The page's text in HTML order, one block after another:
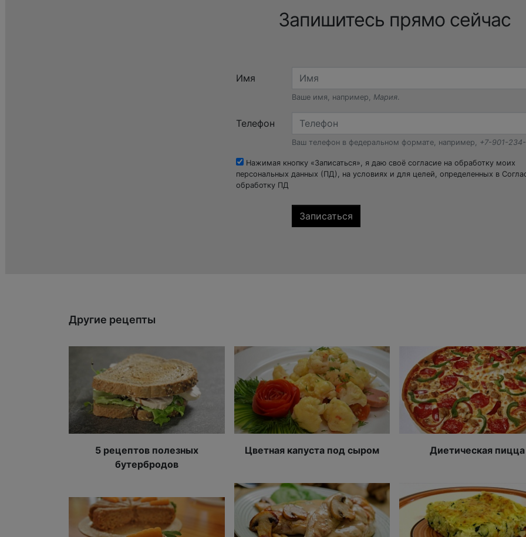
Запишитесь прямо сейчас
Имя
Ваше имя, например, Мария.
Телефон
Ваш телефон в федеральном формате, например, +7-901-
Нажимая кнопку «Записаться», я даю своё согласие на обработку моих
персональных данных (ПД), на условиях и для целей, определенных в
обработку ПД
Другие рецепты
5 рецептов полезных
бутербродов
Цветная капуста под сыром Диетическая пицца